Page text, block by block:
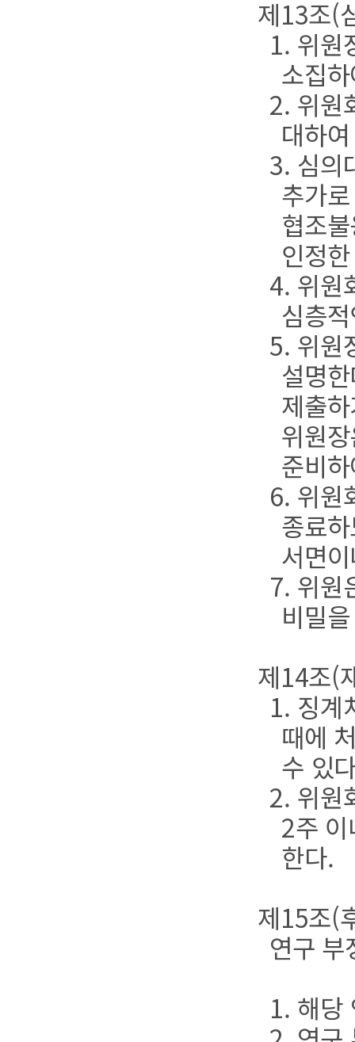
제13조(
1. 위원
소집
2. 위원
대하
3. 심의
추가
협조
인정
4. 위원
심층
5. 위원
설명
제출
위원
준비
6. 위원
종료
서면
7. 위원
비밀
제14조(
1. 징계
때에
수 있
2. 위원
2주
한다.
제15조(
연구 부
1. 해당